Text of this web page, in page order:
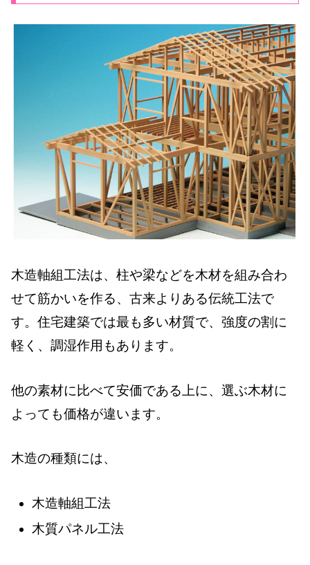
木造軸組工法は、柱や梁などを木材を組み合わ
せて筋かいを作る、古来よりある伝統工法で
す。住宅建築では最も多い材質で、強度の割に
軽く、調湿作用もあります。
他の素材に比べて安価である上に、選ぶ木材に
よっても価格が違います。
木造の種類には、
木造軸組工法
木質パネル工法